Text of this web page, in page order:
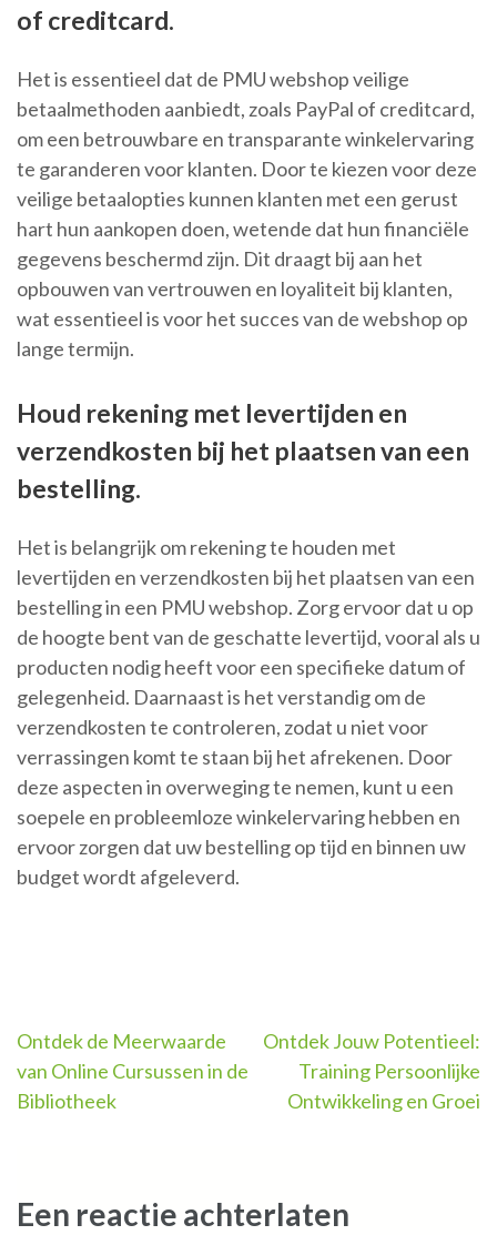
of creditcard.
Het is essentieel dat de PMU webshop veilige
betaalmethoden aanbiedt, zoals PayPal of creditcard,
om een betrouwbare en transparante winkelervaring
te garanderen voor klanten. Door te kiezen voor deze
veilige betaalopties kunnen klanten met een gerust
hart hun aankopen doen, wetende dat hun financiële
gegevens beschermd zijn. Dit draagt bij aan het
opbouwen van vertrouwen en loyaliteit bij klanten,
wat essentieel is voor het succes van de webshop op
lange termijn.
Houd rekening met levertijden en
verzendkosten bij het plaatsen van een
bestelling.
Het is belangrijk om rekening te houden met
levertijden en verzendkosten bij het plaatsen van een
bestelling in een PMU webshop. Zorg ervoor dat u op
de hoogte bent van de geschatte levertijd, vooral als u
producten nodig heeft voor een specifieke datum of
gelegenheid. Daarnaast is het verstandig om de
verzendkosten te controleren, zodat u niet voor
verrassingen komt te staan bij het afrekenen. Door
deze aspecten in overweging te nemen, kunt u een
soepele en probleemloze winkelervaring hebben en
ervoor zorgen dat uw bestelling op tijd en binnen uw
budget wordt afgeleverd.
Berichtnavigatie
Ontdek de Meerwaarde
van Online Cursussen in de
Bibliotheek
Ontdek Jouw Potentieel:
Training Persoonlijke
Ontwikkeling en Groei
Een reactie achterlaten